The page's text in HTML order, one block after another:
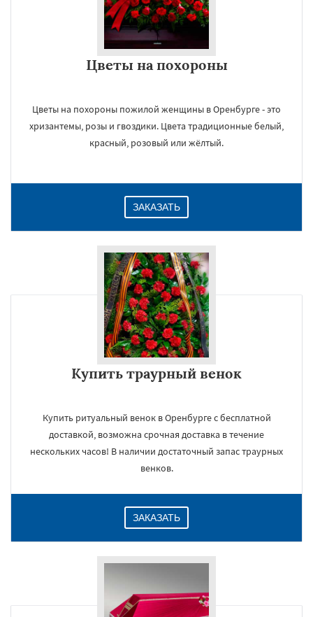
Цветы на похороны
Цветы на похороны пожилой женщины в Оренбурге - это
хризантемы, розы и гвоздики. Цвета традиционные белый,
красный, розовый или жёлтый.
ЗАКАЗАТЬ
Купить траурный венок
Купить ритуальный венок в Оренбурге с бесплатной
доставкой, возможна срочная доставка в течение
нескольких часов! В наличии достаточный запас траурных
венков.
ЗАКАЗАТЬ